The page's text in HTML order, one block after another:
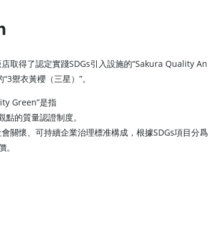
取得了認定實踐SDGs引入設施的“Sakura Quality An
禦衣黃櫻（三星）”。
Green”是指
點的質量認證制度。
關懷、可持續企業治理標准構成，根據SDGs項目分爲
。